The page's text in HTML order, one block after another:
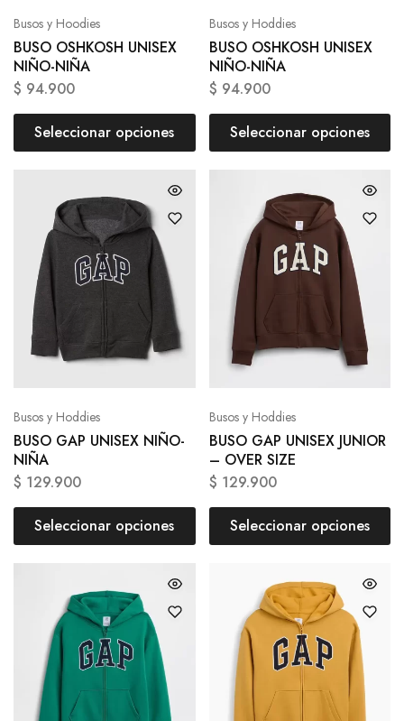
Busos y Hoodies
BUSO OSHKOSH UNISEX
NIÑO-NIÑA
$ 94.900
Seleccionar opciones
Busos y Hoddies
BUSO OSHKOSH UNISEX
NIÑO-NIÑA
$ 94.900
Seleccionar opciones
Busos y Hoddies
BUSO GAP UNISEX NIÑO-
NIÑA
$ 129.900
Seleccionar opciones
Busos y Hoddies
BUSO GAP UNISEX JUNIOR
– OVER SIZE
$ 129.900
Seleccionar opciones